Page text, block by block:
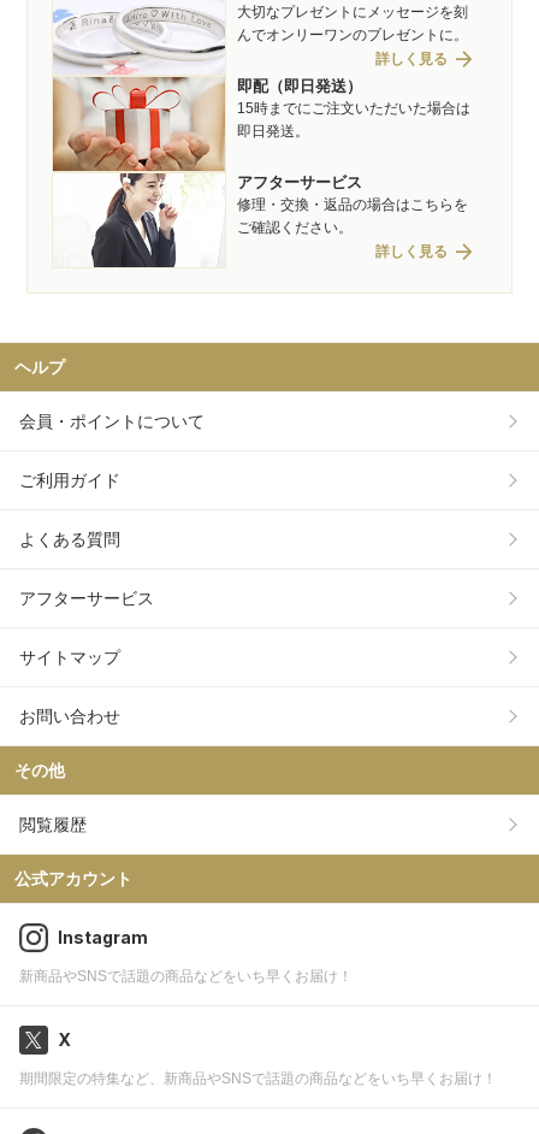
大切なプレゼントにメッセージを刻
んでオンリーワンのプレゼントに。
詳しく見る arrow_forward
即配（即日発送）
15時までにご注文いただいた場合は
即日発送。
アフターサービス
修理・交換・返品の場合はこちらを
ご確認ください。
詳しく見る arrow_forward
ヘルプ
会員・ポイントについて
ご利用ガイド
よくある質問
アフターサービス
サイトマップ
お問い合わせ
その他
閲覧履歴
公式アカウント
Instagram
新商品やSNSで話題の商品などをいち早くお届け！
X
期間限定の特集など、新商品やSNSで話題の商品などをいち早くお届け！